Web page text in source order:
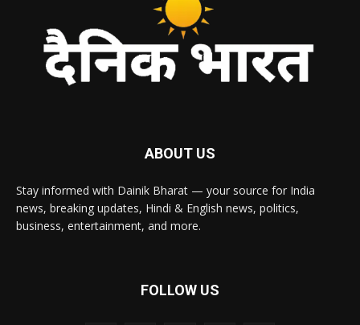
ABOUT US
Stay informed with Dainik Bharat — your source for India
news, breaking updates, Hindi & English news, politics,
business, entertainment, and more.
FOLLOW US